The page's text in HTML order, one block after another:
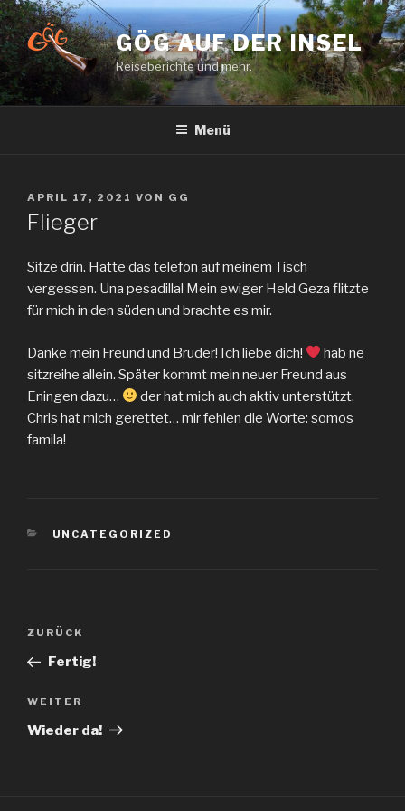
Zum
Inhalt
springen
GÖG AUF DER INSEL
Reiseberichte und mehr.
Menü
VERÖFFENTLICHT
AM
APRIL 17, 2021 VON GG
Flieger
Sitze drin. Hatte das telefon auf meinem Tisch
vergessen. Una pesadilla! Mein ewiger Held Geza flitzte
für mich in den süden und brachte es mir.
Danke mein Freund und Bruder! Ich liebe dich!
hab ne
sitzreihe allein. Später kommt mein neuer Freund aus
Eningen dazu…
der hat mich auch aktiv unterstützt.
Chris hat mich gerettet… mir fehlen die Worte: somos
famila!
KATEGORIEN
UNCATEGORIZED
Beitragsnavigation
Vorheriger
Beitrag
ZURÜCK
Fertig!
Nächster
Beitrag
WEITER
Wieder da!